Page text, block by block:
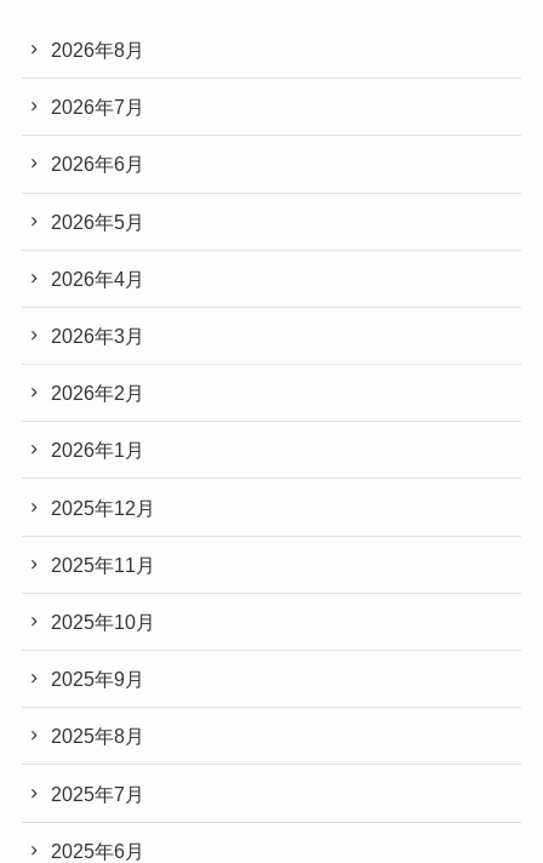
2026年8月
2026年7月
2026年6月
2026年5月
2026年4月
2026年3月
2026年2月
2026年1月
2025年12月
2025年11月
2025年10月
2025年9月
2025年8月
2025年7月
2025年6月